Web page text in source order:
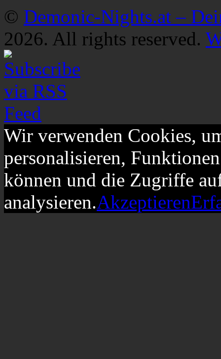
© Demonic-Nights.at –
2026. All rights reserved.
Wir verwenden Cookies,
personalisieren,
können und die Zugriffe
analysieren.Akzeptieren